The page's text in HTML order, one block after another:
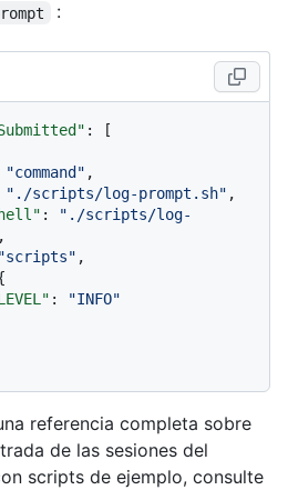
:
:
[
"command" ,
"./scripts/log-prompt.sh" ,
:
"./scripts/log-
,
"scripts" ,
:
"INFO"
referencia completa sobre
de las sesiones del
scripts de ejemplo, consulte